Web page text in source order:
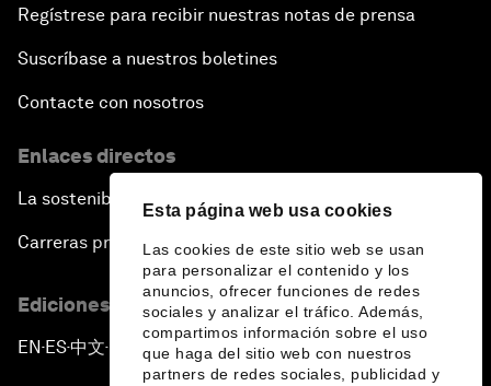
Esta página web usa cookies
Las cookies de este sitio web se usan
para personalizar el contenido y los
anuncios, ofrecer funciones de redes
sociales y analizar el tráfico. Además,
compartimos información sobre el uso
que haga del sitio web con nuestros
partners de redes sociales, publicidad y
Regístrese para recibir nuestras notas de prensa
Suscríbase a nuestros boletines
Contacte con nosotros
Enlaces directos
La sostenibilidad en el Foro
Carreras profesionales
Ediciones en otros idiomas
EN ▪ ES▪中文▪ 日本語